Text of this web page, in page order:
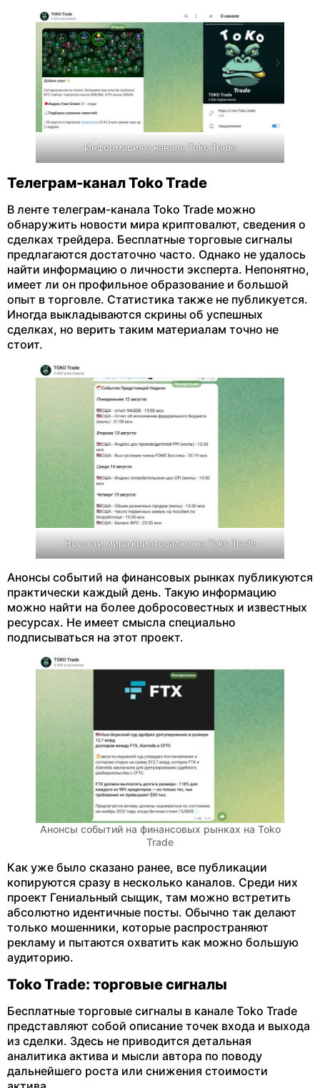
Информация о канале Toko Trade
Телеграм-канал Toko Trade
В ленте телеграм-канала Toko Trade можно
обнаружить новости мира криптовалют, сведения о
сделках трейдера. Бесплатные торговые сигналы
предлагаются достаточно часто. Однако не удалось
найти информацию о личности эксперта. Непонятно,
имеет ли он профильное образование и большой
опыт в торговле. Статистика также не публикуется.
Иногда выкладываются скрины об успешных
сделках, но верить таким материалам точно не
стоит.
Новости мира криптовалют на Toko Trade
Анонсы событий на финансовых рынках публикуются
практически каждый день. Такую информацию
можно найти на более добросовестных и известных
ресурсах. Не имеет смысла специально
подписываться на этот проект.
Анонсы событий на финансовых рынках на Toko
Trade
Как уже было сказано ранее, все публикации
копируются сразу в несколько каналов. Среди них
проект Гениальный сыщик, там можно встретить
абсолютно идентичные посты. Обычно так делают
только мошенники, которые распространяют
рекламу и пытаются охватить как можно большую
аудиторию.
Toko Trade: торговые сигналы
Бесплатные торговые сигналы в канале Toko Trade
представляют собой описание точек входа и выхода
из сделки. Здесь не приводится детальная
аналитика актива и мысли автора по поводу
дальнейшего роста или снижения стоимости